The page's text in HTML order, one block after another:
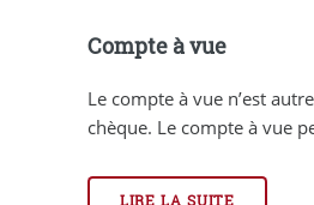
Compte à vue
Le compte à vue n’est
chèque. Le compte à vue
LIRE LA SUITE